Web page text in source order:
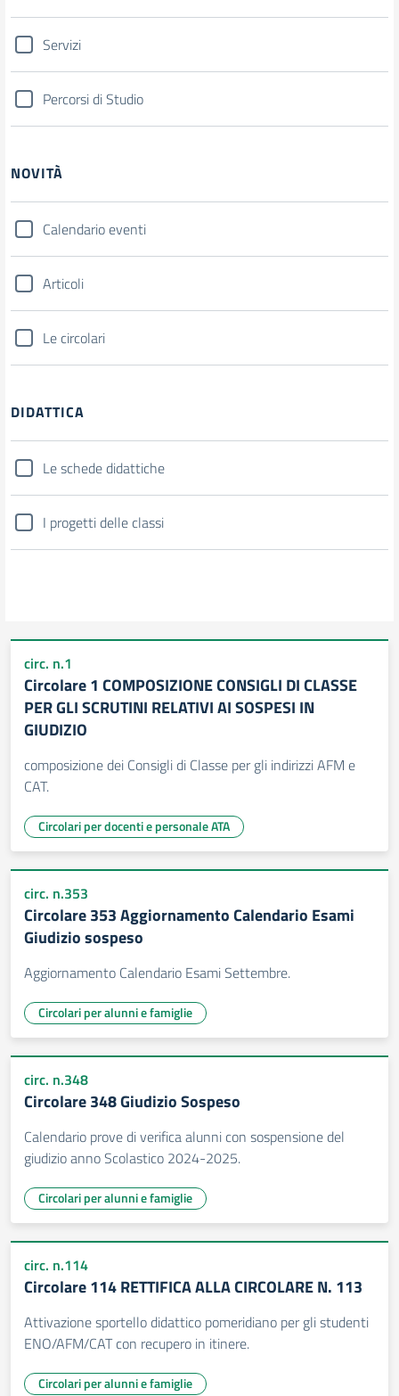
Servizi
Percorsi di Studio
NOVITÀ
Calendario eventi
Articoli
Le circolari
DIDATTICA
Le schede didattiche
I progetti delle classi
circ. n.1
Circolare 1 COMPOSIZIONE CONSIGLI DI CLASSE
PER GLI SCRUTINI RELATIVI AI SOSPESI IN
GIUDIZIO
composizione dei Consigli di Classe per gli indirizzi AFM e
CAT.
Circolari per docenti e personale ATA
circ. n.353
Circolare 353 Aggiornamento Calendario Esami
Giudizio sospeso
Aggiornamento Calendario Esami Settembre.
Circolari per alunni e famiglie
circ. n.348
Circolare 348 Giudizio Sospeso
Calendario prove di verifica alunni con sospensione del
giudizio anno Scolastico 2024-2025.
Circolari per alunni e famiglie
circ. n.114
Circolare 114 RETTIFICA ALLA CIRCOLARE N. 113
Attivazione sportello didattico pomeridiano per gli studenti
ENO/AFM/CAT con recupero in itinere.
Circolari per alunni e famiglie